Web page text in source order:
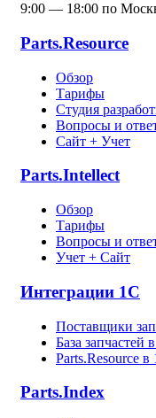
9:00 — 18:00 по
Parts.Resource
Обзор
Тарифы
Студия
Вопросы и
Сайт + Учет
Parts.Intellect
Обзор
Тарифы
Вопросы и
Учет + Сайт
Интеграции 1С
Поставщики
База запчастей
Parts.Resource в
Parts.Index